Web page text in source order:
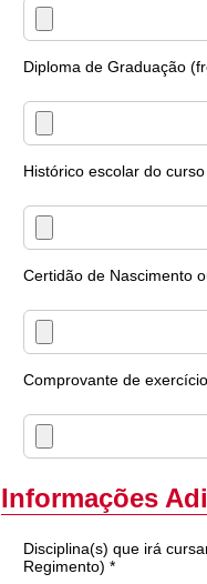
Diploma de Graduação
Histórico escolar do
Certidão de Nascimento
Comprovante de
Informações
Disciplina(s) que irá
Regimento) *